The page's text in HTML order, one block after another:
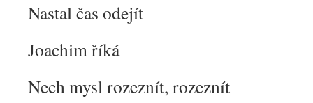
Nastal čas odejít
Joachim říká
Nech mysl rozeznít, rozeznít